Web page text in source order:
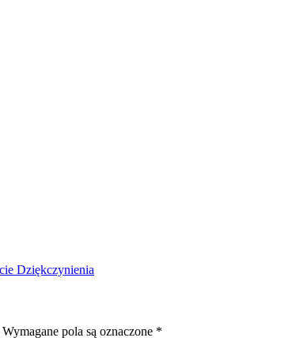
Dziękczynienia
Wymagane pola są oznaczone *